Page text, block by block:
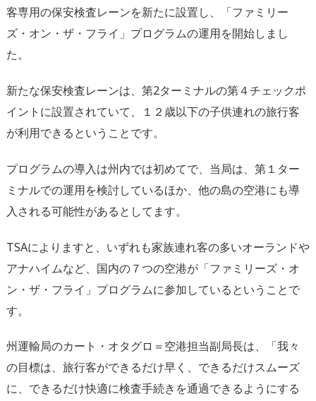
客専用の保安検査レーンを新たに設置し、「ファミリー
ズ・オン・ザ・フライ」プログラムの運用を開始しまし
た。
新たな保安検査レーンは、第2ターミナルの第４チェックポ
イントに設置されていて、１２歳以下の子供連れの旅行客
が利用できるということです。
プログラムの導入は州内では初めてで、当局は、第１ター
ミナルでの運用を検討しているほか、他の島の空港にも導
入される可能性があるとしてます。
TSAによりますと、いずれも家族連れ客の多いオーランドや
アナハイムなど、国内の７つの空港が「ファミリーズ・オ
ン・ザ・フライ」プログラムに参加しているということで
す。
州運輸局のカート・オタグロ＝空港担当副局長は、「我々
の目標は、旅行客ができるだけ早く、できるだけスムーズ
に、できるだけ快適に検査手続きを通過できるようにする